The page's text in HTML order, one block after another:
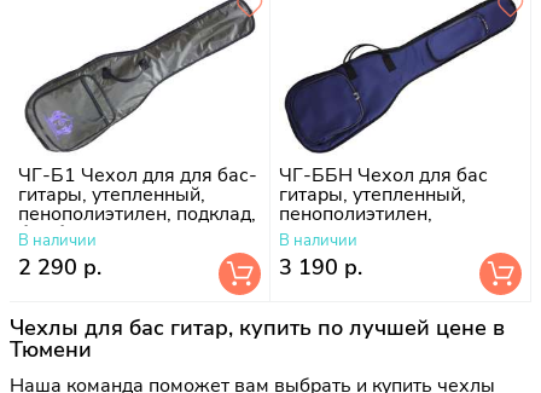
ЧГ-Б1 Чехол для для бас-
гитары, утепленный,
пенополиэтилен, подклад,
без борта
В наличии
2 290 р.
ЧГ-ББН Чехол для бас
гитары, утепленный,
пенополиэтилен,
поролон-10 мм, подклад
болонь
В наличии
3 190 р.
Чехлы для бас гитар, купить по лучшей цене в
Тюмени
Наша команда поможет вам выбрать и купить чехлы